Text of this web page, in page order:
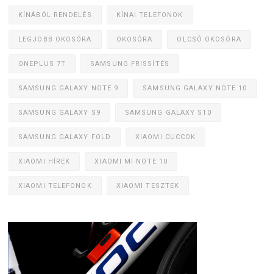
KÍNÁBÓL RENDELÉS KÍNAI TELEFONOK
LEGJOBB OKOSÓRA OKOSÓRA OLCSÓ OKOSÓRA
ONEPLUS 7T SAMSUNG FRISSÍTÉS
SAMSUNG GALAXY NOTE 9 SAMSUNG GALAXY NOTE 10
SAMSUNG GALAXY S9 SAMSUNG GALAXY S10
SAMSUNG GALAXY FOLD XIAOMI CUCCOK
XIAOMI HÍREK XIAOMI MI NOTE 10
XIAOMI TELEFONOK XIAOMI TESZTEK